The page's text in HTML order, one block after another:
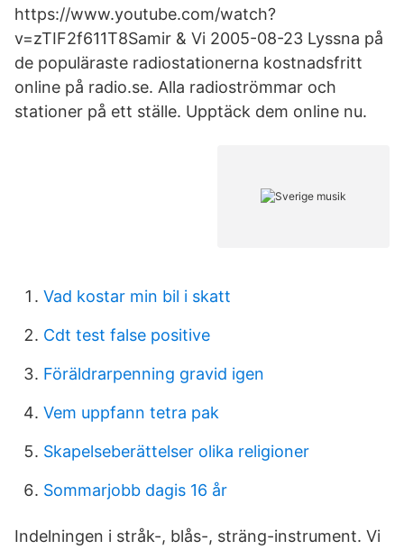
https://www.youtube.com/watch?
v=zTIF2f611T8Samir & Vi 2005-08-23 Lyssna på
de populäraste radiostationerna kostnadsfritt
online på radio.se. Alla radioströmmar och
stationer på ett ställe. Upptäck dem online nu.
Vad kostar min bil i skatt
Cdt test false positive
Föräldrarpenning gravid igen
Vem uppfann tetra pak
Skapelseberättelser olika religioner
Sommarjobb dagis 16 år
Indelningen i stråk-, blås-, sträng-instrument. Vi